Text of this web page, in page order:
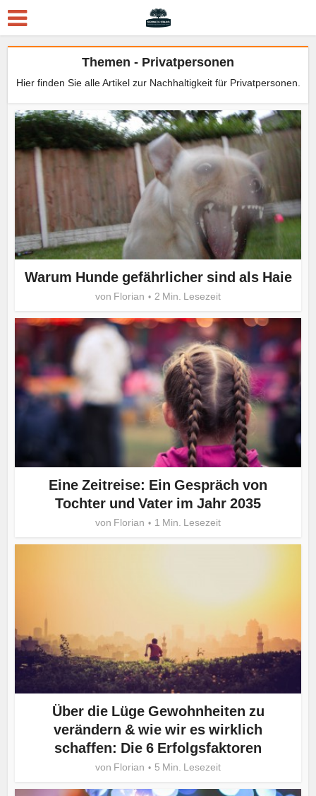
Themen - Privatpersonen
Hier finden Sie alle Artikel zur Nachhaltigkeit für Privatpersonen.
Warum Hunde gefährlicher sind als Haie
von Florian 2 Min. Lesezeit
Eine Zeitreise: Ein Gespräch von
Tochter und Vater im Jahr 2035
von Florian 1 Min. Lesezeit
Über die Lüge Gewohnheiten zu
verändern & wie wir es wirklich
schaffen: Die 6 Erfolgsfaktoren
von Florian 5 Min. Lesezeit